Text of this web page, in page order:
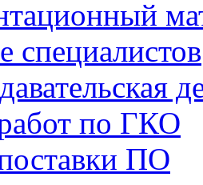
специалистов
по ГКО
ПО